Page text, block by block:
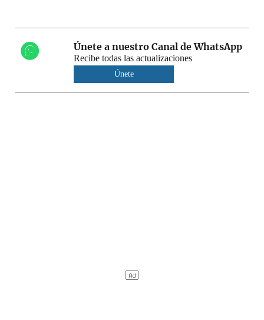
Únete a nuestro Canal de WhatsApp
Recibe todas las actualizaciones
Únete